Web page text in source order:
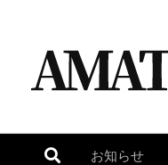
お知らせ